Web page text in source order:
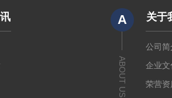
A
ABOUT US
关于
公司简
企业文
荣营资